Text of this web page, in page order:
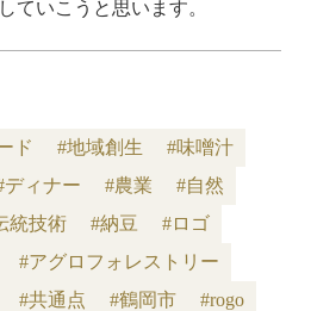
ていこうと思います。
ド #地域創生
#味噌汁
ディナー #農業
#自然
統技術 #納豆
#ロゴ
#アグロフォレストリー
#共通点 #鶴岡市
#rogo